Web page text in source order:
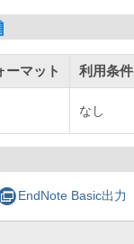
ーマット 利用条件
なし
EndNote Basic出力